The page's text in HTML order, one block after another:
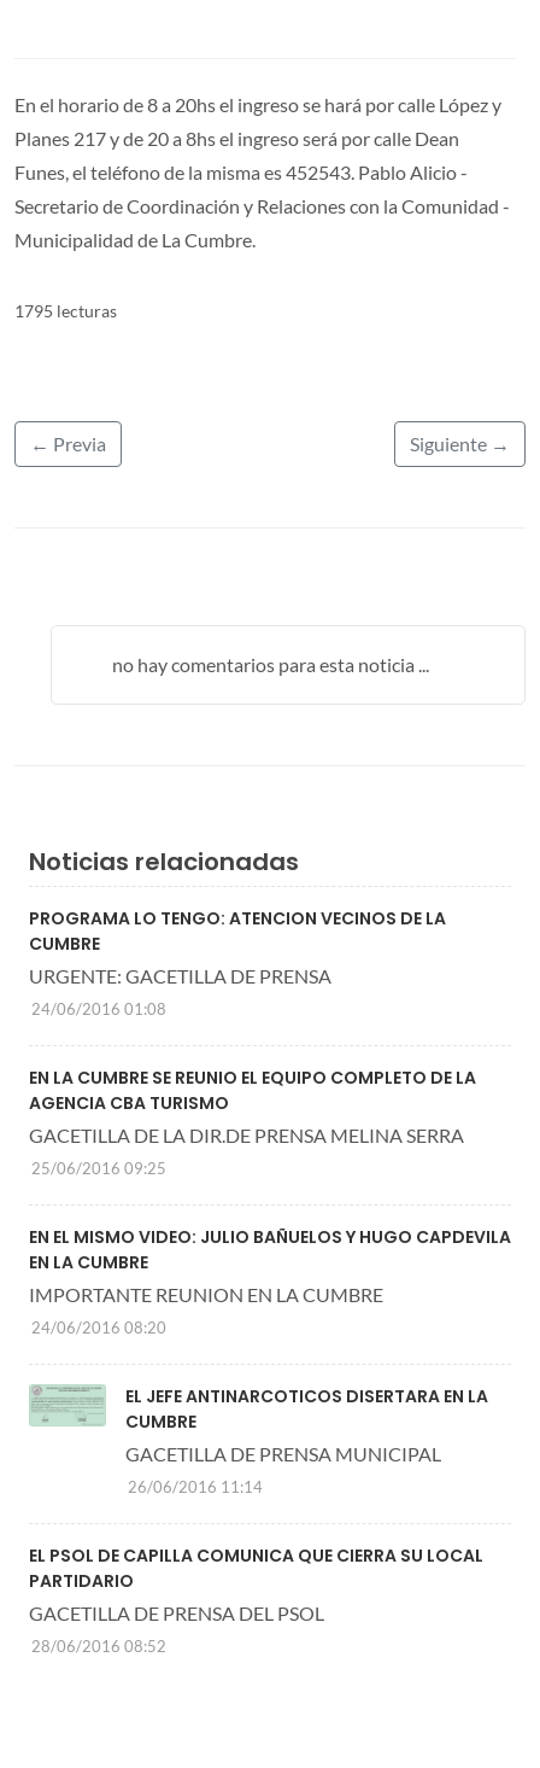
En el horario de 8 a 20hs el ingreso se hará por calle López y
Planes 217 y de 20 a 8hs el ingreso será por calle Dean
Funes, el teléfono de la misma es 452543. Pablo Alicio -
Secretario de Coordinación y Relaciones con la Comunidad -
Municipalidad de La Cumbre.
1795 lecturas
← Previa Siguiente →
no hay comentarios para esta noticia ...
Noticias relacionadas
PROGRAMA LO TENGO: ATENCION VECINOS DE LA
CUMBRE
URGENTE: GACETILLA DE PRENSA
24/06/2016 01:08
EN LA CUMBRE SE REUNIO EL EQUIPO COMPLETO DE LA
AGENCIA CBA TURISMO
GACETILLA DE LA DIR.DE PRENSA MELINA SERRA
25/06/2016 09:25
EN EL MISMO VIDEO: JULIO BAÑUELOS Y HUGO CAPDEVILA
EN LA CUMBRE
IMPORTANTE REUNION EN LA CUMBRE
24/06/2016 08:20
EL JEFE ANTINARCOTICOS DISERTARA EN LA
CUMBRE
GACETILLA DE PRENSA MUNICIPAL
26/06/2016 11:14
EL PSOL DE CAPILLA COMUNICA QUE CIERRA SU LOCAL
PARTIDARIO
GACETILLA DE PRENSA DEL PSOL
28/06/2016 08:52